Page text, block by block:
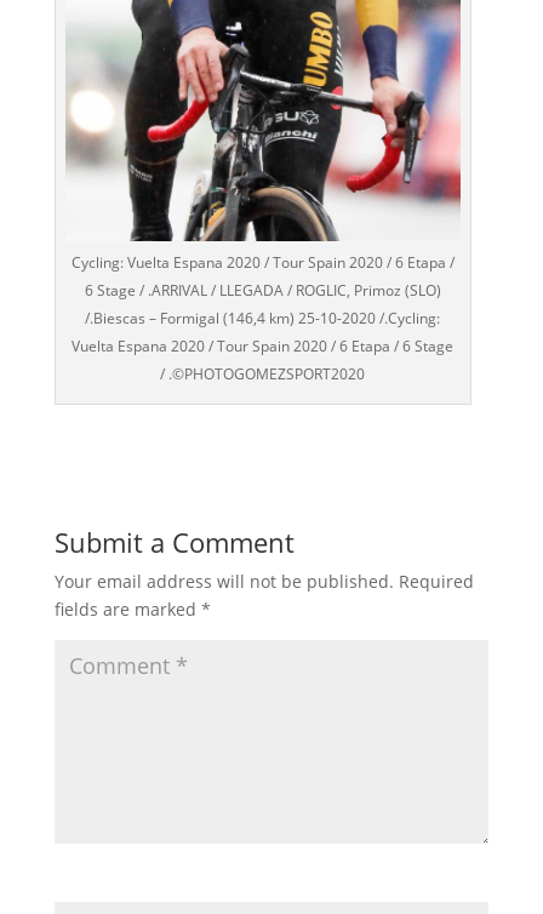
Cycling: Vuelta Espana 2020 / Tour Spain 2020 / 6 Etapa /
6 Stage / .ARRIVAL / LLEGADA / ROGLIC, Primoz (SLO)
/.Biescas – Formigal (146,4 km) 25-10-2020 /.Cycling:
Vuelta Espana 2020 / Tour Spain 2020 / 6 Etapa / 6 Stage
/ .©PHOTOGOMEZSPORT2020
Submit a Comment
Your email address will not be published. Required
fields are marked *